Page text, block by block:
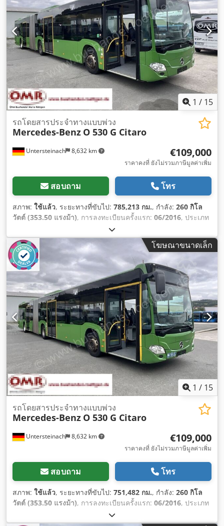
1 / 15
Untersteinach 8,632 km
รถโดยสารประจำทางแบบพ่วง
Mercedes-Benz O 530 G Citaro
€109,000
ราคาคงที่ ยังไม่รวมภาษีมูลค่าเพิ่ม
สอบถาม โทร
สภาพ: ใช้แล้ว, ระยะทางที่ขับไป: 785,213 กม., กำลัง: 260 กิโล
วัตต์ (353.50 แรงม้า), การลงทะเบียนครั้งแรก: 06/2016, ประเภท
54, ประเภทเกียร์:
ชั้นการปล่อยมลพิษ:ยูโร 6, สี:เขียว, เบรก:รีทาร์เดอร์, ความยาว
ทั้งหมด:18,130 มม , ความกว้างทั้งหมด: 3,350 มม, ความสูงรวม:
2,550 มม, ปีที่ผลิต:2016, อุปกรณ์:พวงมาลัยเพาเวอร์, ระบบ
ควบคุมความเร็วอัตโนมัติ, ระบบควบคุมแรงฉุด, เครื่องปรับอากาศ,
เอบีเอส,
โฆษณาขนาดเล็ก
1 / 15
Untersteinach 8,632 km
รถโดยสารประจำทางแบบพ่วง
Mercedes-Benz O 530 G Citaro
€109,000
ราคาคงที่ ยังไม่รวมภาษีมูลค่าเพิ่ม
สอบถาม โทร
สภาพ: ใช้แล้ว, ระยะทางที่ขับไป: 751,482 กม., กำลัง: 260 กิโล
วัตต์ (353.50 แรงม้า), การลงทะเบียนครั้งแรก: 06/2016, ประเภท
54, ประเภทเกียร์:
ชั้นการปล่อยมลพิษ:ยูโร 6, สี:เขียว, เบรก:รีทาร์เดอร์, ความยาว